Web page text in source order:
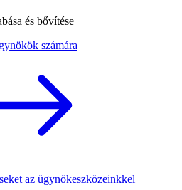
és bővítése
számára
az ügynökeszközeinkkel